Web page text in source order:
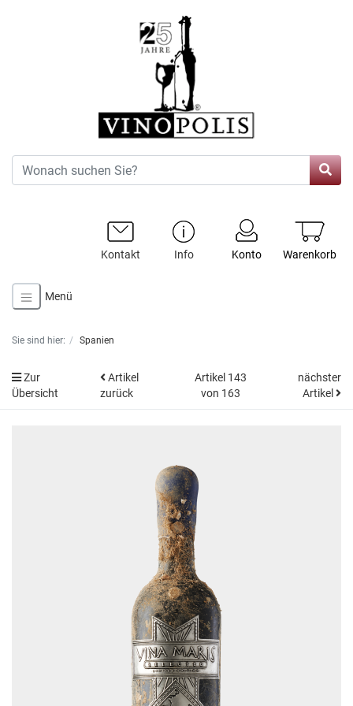
Warenkorb
Konto
Info
Kontakt
Menü
Sie sind hier: Spanien
Zur
Übersicht
Artikel
zurück
Artikel 143
von 163
nächster
Artikel